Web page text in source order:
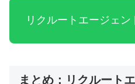
リクルートエージェ
まとめ：リクルート